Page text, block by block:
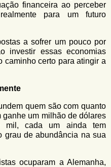
financeira ao perceber
para um futuro
a sofrer um pouco por
investir essas economias
caminho certo para atingir a
quem são com quanto
um milhão de dólares
mil, cada um ainda tem
grau de abundância na sua
ocuparam a Alemanha,